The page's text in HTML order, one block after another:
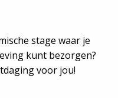
stage waar je
kunt bezorgen?
voor jou!